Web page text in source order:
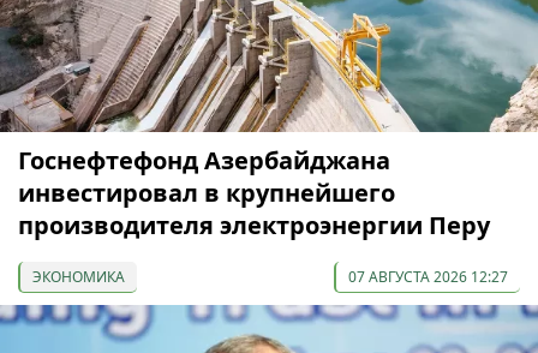
Госнефтефонд Азербайджана
инвестировал в крупнейшего
производителя электроэнергии Перу
ЭКОНОМИКА 07 АВГУСТА 2026 12:27